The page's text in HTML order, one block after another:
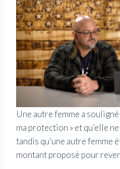
Une autre femme a
ma protection » et qu’elle
tandis qu’une autre femme
montant proposé pour